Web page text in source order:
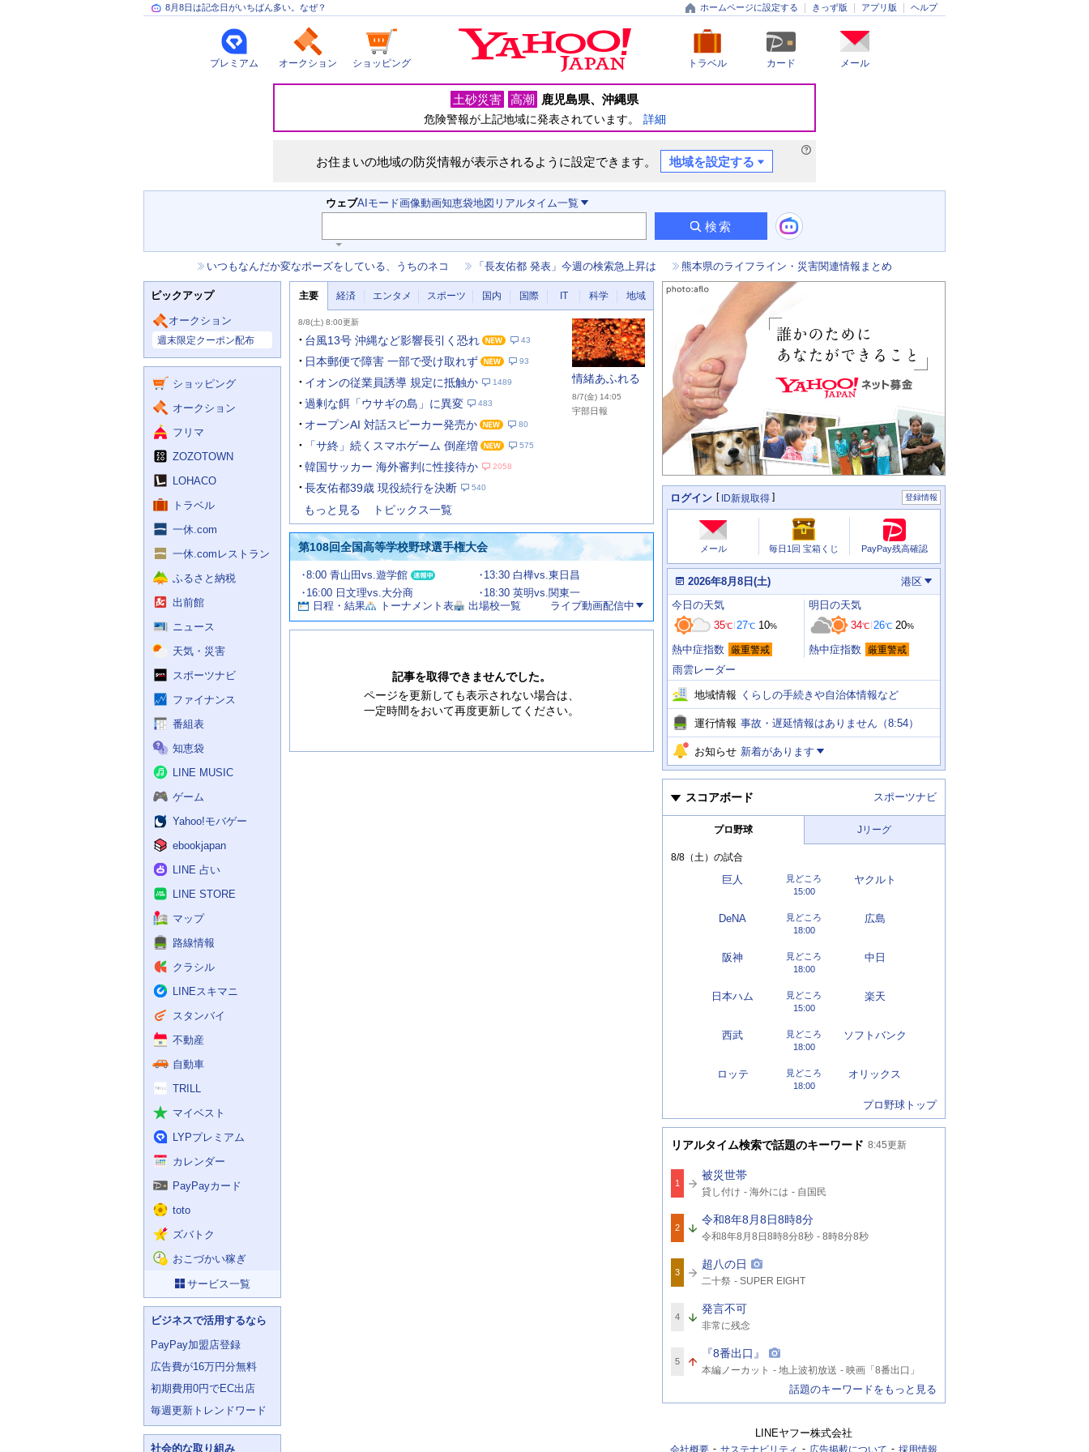
8月8日は記念日がいちばん多い。なぜ？ ホームページに設定する きっず版 アプリ版 ヘルプ
トラベル カード メール
プレミアム オークション ショッピング
災
土砂災害 高潮 鹿児島県 沖縄県
危険警報が上記地域に発表されています。 詳細
お住まいの地域の防災情報が表示されるように設定できます。 地域を設定する
検
索
ウェブAIモード画像動画知恵袋地図 リアルタイム一覧
検索
ワ
ー
力
補
助
を
開
く
ら
せ
いつもなんだか変なポーズをしている、うちのネコ 「長友佑都 発表」今週の検索急上昇は 熊本県のライフライン・災害関連情報まとめ
ピックアップ
オークション
週末限定クーポン配布
サ
ビ
ショッピング
オークション
フリマ
ZOZOTOWN
LOHACO
トラベル
一休.com
一休.comレストラン
ふるさと納税
出前館
ニュース
天気・災害
スポーツナビ
ファイナンス
番組表
知恵袋
LINE MUSIC
ゲーム
Yahoo!モバゲー
ebookjapan
LINE 占い
LINE STORE
マップ
路線情報
クラシル
LINEスキマニ
スタンバイ
不動産
自動車
TRILL
マイベスト
LYPプレミアム
カレンダー
PayPayカード
toto
ズバトク
おこづかい稼ぎ
サービス一覧
ビジネスで活用するなら
PayPay加盟店登録
広告費が16万円分無料
初期費用0円でEC出店
毎週更新トレンドワード
社会的な取り組み
ュ
ス
主要 経済 エンタメ スポーツ 国内 国際 IT 科学 地域
要
ニ
ー
8/8(土) 8:00更新
台風13号 沖縄など影響長引く恐れ 43
日本郵便で障害 一部で受け取れず 93
イオンの従業員誘導 規定に抵触か 1489
過剰な餌「ウサギの島」に異変 483
オープンAI 対話スピーカー発売か 80
「サ終」続くスマホゲーム 倒産増 575
韓国サッカー 海外審判に性接待か 2058
長友佑都39歳 現役続行を決断 540
情緒あふれる
8/7(金) 14:05
宇部日報
もっと見る トピックス一覧
第108回全国高等学校野球選手権大会
試
合
情
報
8:00 青山田vs.遊学館
13:30 白樺vs.東日昌
16:00 日文理vs.大分商
18:30 英明vs.関東一
日程・結果
トーナメント表 出場校一覧 ライブ動画配信中
お
す
記事を取得できませんでした。
ページを更新しても表示されない場合は、
一定時間をおいて再度更新してください。
個
人
情
報
ログイン ID新規取得 登録情報
あ
た
の
ス
ス
メール 毎日1回 宝箱くじ PayPay残高確認
本
日
の
天
気
、
運
情
報
2026年8月8日(土) 港区
今
日
明
日
の
天
気
今日 の天気
35℃ 27℃ 10%
熱中症指数 厳重警戒
明日 の天気
34℃ 26℃ 20%
熱中症指数 厳重警戒
雨雲レーダー
地域情報 くらしの手続きや自治体情報など
運行情報 事故・遅延情報はありません（8:54）
お知らせ 新着があります
スコアボード スポーツナビ
プロ野球 Jリーグ
8/8（土） の試合
巨人 ヤクルト
15:00
見どころ
DeNA 広島
18:00
見どころ
阪神 中日
18:00
見どころ
日本ハム 楽天
15:00
見どころ
西武 ソフトバンク
18:00
見どころ
ロッテ オリックス
18:00
見どころ
プロ野球トップ
リアルタイム検索で話題のキーワード 8:45更新
1
被災世帯
関
連
ー
ド
貸し付け 海外には 自国民
2
令和8年8月8日8時8分
関
連
ー
ド
令和8年8月8日8時8分8秒
8時8分8秒
3
超八の日
関
連
ー
ド
二十祭 SUPER EIGHT
4
発言不可
関
連
ー
ド
非常に残念
5
『8番出口』
関
連
本編ノーカット 地上波初放送 映画「8番出口」
話題のキーワードをもっと見る
LINEヤフー株式会社
会社概要 サステナビリティ 広告掲載について 採用情報